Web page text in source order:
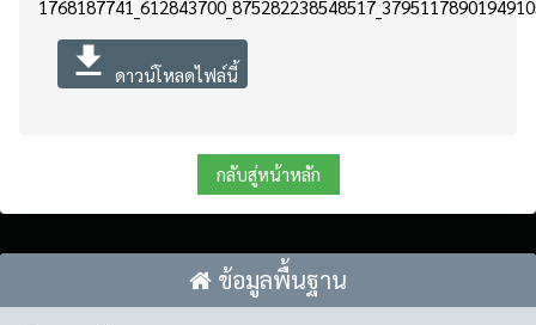
file_download ดาวน์โหลดไฟล์นี้
กลับสู่หน้าหลัก
ข้อมูลพื้นฐาน